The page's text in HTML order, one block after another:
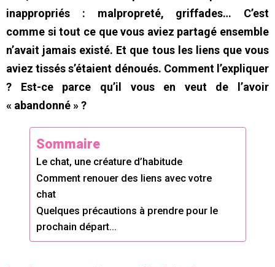
inappropriés : malpropreté, griffades… C’est
comme si tout ce que vous aviez partagé ensemble
n’avait jamais existé. Et que tous les liens que vous
aviez tissés s’étaient dénoués. Comment l’expliquer
? Est-ce parce qu’il vous en veut de l’avoir
« abandonné » ?
Sommaire
Le chat, une créature d’habitude
Comment renouer des liens avec votre
chat
Quelques précautions à prendre pour le
prochain départ…